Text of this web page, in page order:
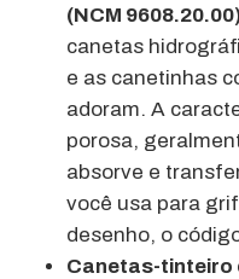
(NCM
canetas
e as canetinhas
adoram. A
porosa,
absorve e
você usa para
desenho, o
Canetas-tinteiro